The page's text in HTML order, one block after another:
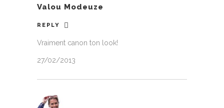
Valou Modeuze
REPLY
Vraiment canon ton look!
27/02/2013